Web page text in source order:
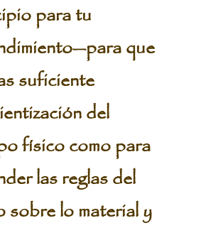
para tu
que
suficiente
del
físico como para
las reglas del
sobre lo material y